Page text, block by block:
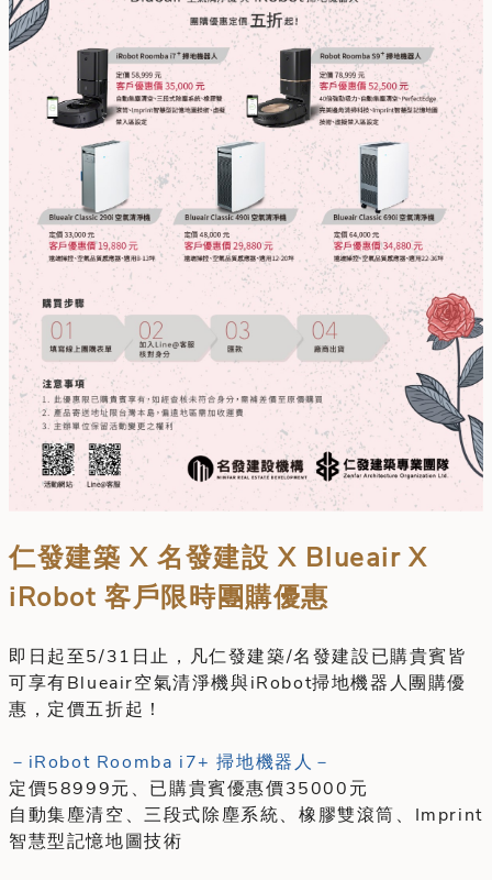
仁發建築 X 名發建設 X Blueair X
iRobot 客戶限時團購優惠
即日起至5/31日止，凡仁發建築/名發建設已購貴賓皆
可享有Blueair空氣清淨機與iRobot掃地機器人團購優
惠，定價五折起！
－iRobot Roomba i7+ 掃地機器人－
定價58999元、已購貴賓優惠價35000元
自動集塵清空、三段式除塵系統、橡膠雙滾筒、Imprint
智慧型記憶地圖技術